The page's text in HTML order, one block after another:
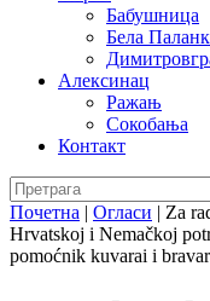
Бабушница
Бела
Алексинац
Ражањ
Сокобања
Контакт
Почетна | Огласи | Za
Hrvatskoj i Nemačkoj
pomoćnik kuvarai i